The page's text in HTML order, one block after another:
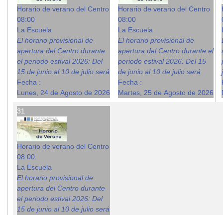
Horario de verano del Centro
08:00
La Escuela
El horario provisional de
apertura del Centro durante
el periodo estival 2026: Del
15 de junio al 10 de julio será
Fecha :
Lunes, 24 de Agosto de 2026
Horario de verano del Centro
08:00
La Escuela
El horario provisional de
apertura del Centro durante el
periodo estival 2026: Del 15
de junio al 10 de julio será
Fecha :
Martes, 25 de Agosto de 2026
31
Horario de verano del Centro
08:00
La Escuela
El horario provisional de
apertura del Centro durante
el periodo estival 2026: Del
15 de junio al 10 de julio será